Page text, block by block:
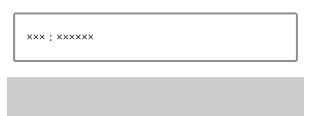
×××：××××××